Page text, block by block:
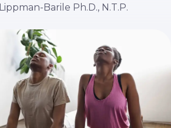
Barile Ph.D., N.T.P.